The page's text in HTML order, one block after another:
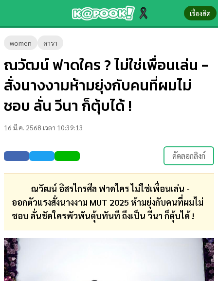
เรื่องฮิต
women ดารา
ณวัฒน์ ฟาดใคร ? ไม่ใช่เพื่อนเล่น -
สั่งนางงามห้ามยุ่งกับคนที่ผมไม่
ชอบ ลั่น วีนา ก็ตุ้บได้ !
16 มี.ค. 2568 เวลา 10:39:13
คัดลอกลิงก์
ณวัฒน์ อิสรไกรศีล ฟาดใคร ไม่ใช่เพื่อนเล่น -
ออกตัวแรงสั่งนางงาม MUT 2025 ห้ามยุ่งกับคนที่ผมไม่
ชอบ ลั่นชัดใครพัวพันตุ้บทันที ถึงเป็น วีนา ก็ตุ้บได้ !
ข่าว-
ความ
รู้
บันเทิง
ตรวจ
หวย
บอล
สด
เงิน
การ